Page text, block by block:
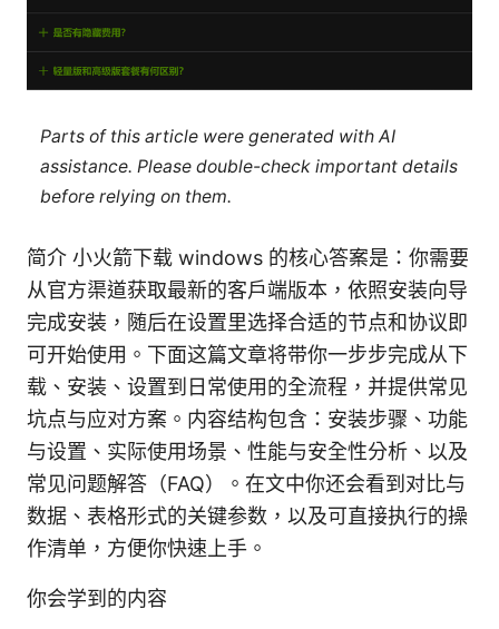
Parts of this article were generated with AI
assistance. Please double-check important details
before relying on them.
简介 小火箭下载 windows 的核心答案是：你需要
从官方渠道获取最新的客户端版本，依照安装向导
完成安装，随后在设置里选择合适的节点和协议即
可开始使用。下面这篇文章将带你一步步完成从下
载、安装、设置到日常使用的全流程，并提供常见
坑点与应对方案。内容结构包含：安装步骤、功能
与设置、实际使用场景、性能与安全性分析、以及
常见问题解答（FAQ）。在文中你还会看到对比与
数据、表格形式的关键参数，以及可直接执行的操
作清单，方便你快速上手。
你会学到的内容